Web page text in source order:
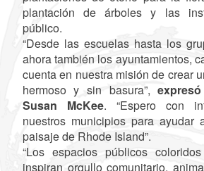
plantación de árboles y las
público.
“Desde las escuelas hasta los
ahora también los ayuntamientos,
cuenta en nuestra misión de crear
hermoso y sin basura”,
Susan McKee. “Espero con
nuestros municipios para
paisaje de Rhode Island”.
“Los espacios públicos
inspiran orgullo comunitario,